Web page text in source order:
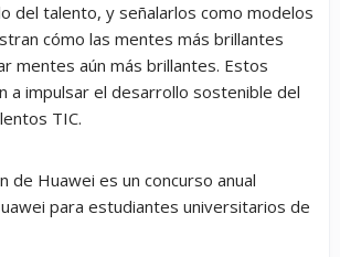
del talento, y señalarlos como modelos
cómo las mentes más brillantes
mentes aún más brillantes. Estos
a impulsar el desarrollo sostenible del
TIC.
de Huawei es un concurso anual
para estudiantes universitarios de